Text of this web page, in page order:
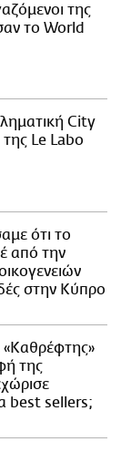
της
το World
City
Le Labo
ότι το
από την
στην Κύπρο
της
best sellers;